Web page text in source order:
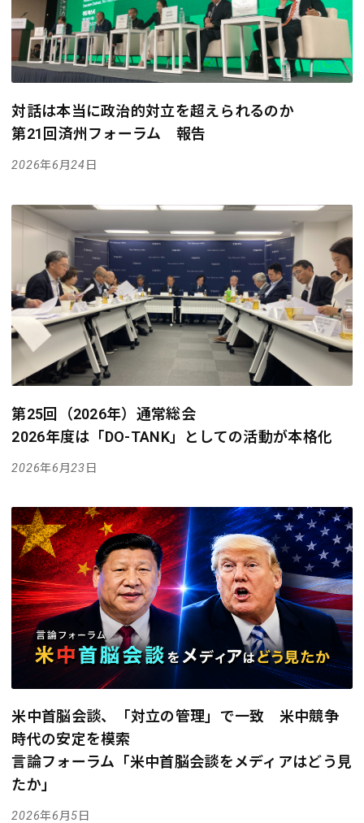
対話は本当に政治的対立を超えられるのか
第21回済州フォーラム 報告
2026年6月24日
第25回（2026年）通常総会
2026年度は「DO-TANK」としての活動が本格化
2026年6月23日
米中首脳会談、「対立の管理」で一致 米中競争
時代の安定を模索
言論フォーラム「米中首脳会談をメディアはどう見
たか」
2026年6月5日